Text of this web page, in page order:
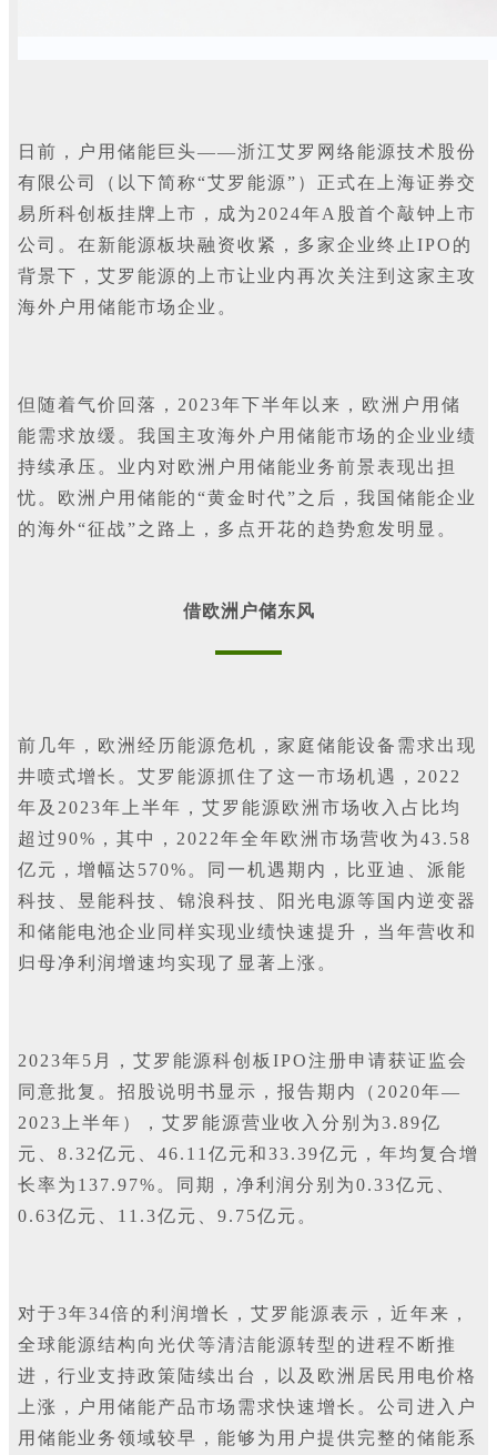
日前，户用储能巨头——浙江艾罗网络能源技术股份
有限公司（以下简称“艾罗能源”）正式在上海证券交
易所科创板挂牌上市，成为2024年A股首个敲钟上市
公司。在新能源板块融资收紧，多家企业终止IPO的
背景下，艾罗能源的上市让业内再次关注到这家主攻
海外户用储能市场企业。
但随着气价回落，2023年下半年以来，欧洲户用储
能需求放缓。我国主攻海外户用储能市场的企业业绩
持续承压。业内对欧洲户用储能业务前景表现出担
忧。欧洲户用储能的“黄金时代”之后，我国储能企业
的海外“征战”之路上，多点开花的趋势愈发明显。
借欧洲户储东风
前几年，欧洲经历能源危机，家庭储能设备需求出现
井喷式增长。艾罗能源抓住了这一市场机遇，2022
年及2023年上半年，艾罗能源欧洲市场收入占比均
超过90%，其中，2022年全年欧洲市场营收为43.58
亿元，增幅达570%。同一机遇期内，比亚迪、派能
科技、昱能科技、锦浪科技、阳光电源等国内逆变器
和储能电池企业同样实现业绩快速提升，当年营收和
归母净利润增速均实现了显著上涨。
2023年5月，艾罗能源科创板IPO注册申请获证监会
同意批复。招股说明书显示，报告期内（2020年—
2023上半年），艾罗能源营业收入分别为3.89亿
元、8.32亿元、46.11亿元和33.39亿元，年均复合增
长率为137.97%。同期，净利润分别为0.33亿元、
0.63亿元、11.3亿元、9.75亿元。
对于3年34倍的利润增长，艾罗能源表示，近年来，
全球能源结构向光伏等清洁能源转型的进程不断推
进，行业支持政策陆续出台，以及欧洲居民用电价格
上涨，户用储能产品市场需求快速增长。公司进入户
用储能业务领域较早，能够为用户提供完整的储能系